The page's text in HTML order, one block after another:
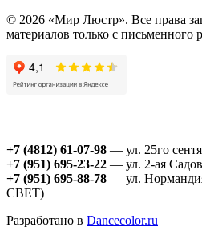
© 2026 «Мир Люстр». Все права
материалов только с письменного
+7 (4812) 61-07-98 — ул. 25го
+7 (951) 695-23-22 — ул. 2-ая
+7 (951) 695-88-78 — ул.
СВЕТ)
Разработано в Dancecolor.ru